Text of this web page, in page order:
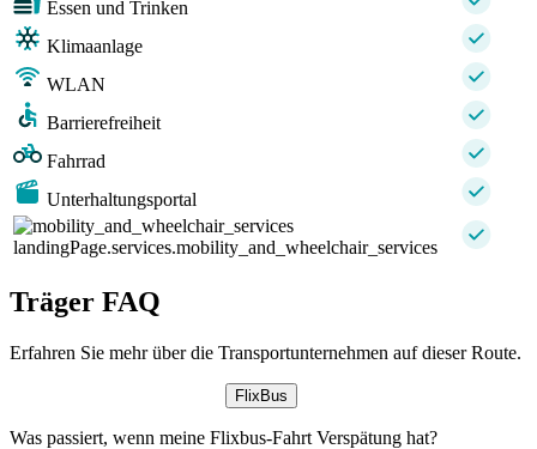
Essen und Trinken
Klimaanlage
WLAN
Barrierefreiheit
Fahrrad
Unterhaltungsportal
landingPage.services.mobility_and_wheelchair_services
Träger FAQ
Erfahren Sie mehr über die Transportunternehmen auf dieser Route.
FlixBus
Was passiert, wenn meine Flixbus-Fahrt Verspätung hat?